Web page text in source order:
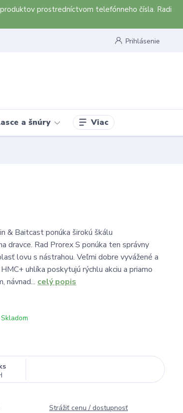
prostredníctvom telefónneho čísla. Radi
Prihlásenie
a šnúry Viac
& Baitcast ponúka širokú škálu
dravce. Rad Prorex S ponúka ten správny
lovu s nástrahou. Veľmi dobre vyvážené a
uhlíka poskytujú rýchlu akciu a priamo
návnad... celý popis
Skladom
Strážiť cenu / dostupnosť